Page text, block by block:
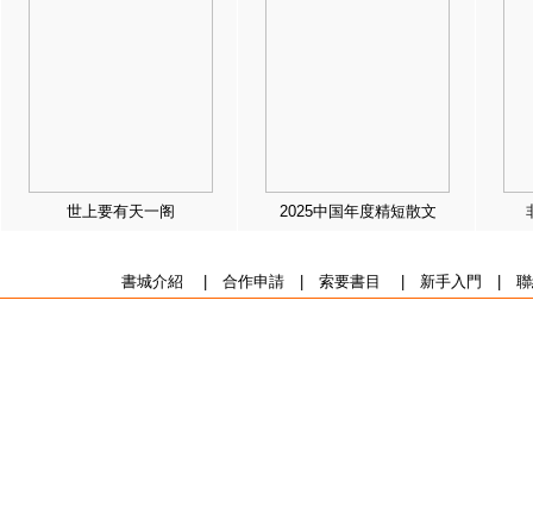
世上要有天一阁 2025中国年度精短散文
書城介紹 合作申請| 索要書目 新手入門